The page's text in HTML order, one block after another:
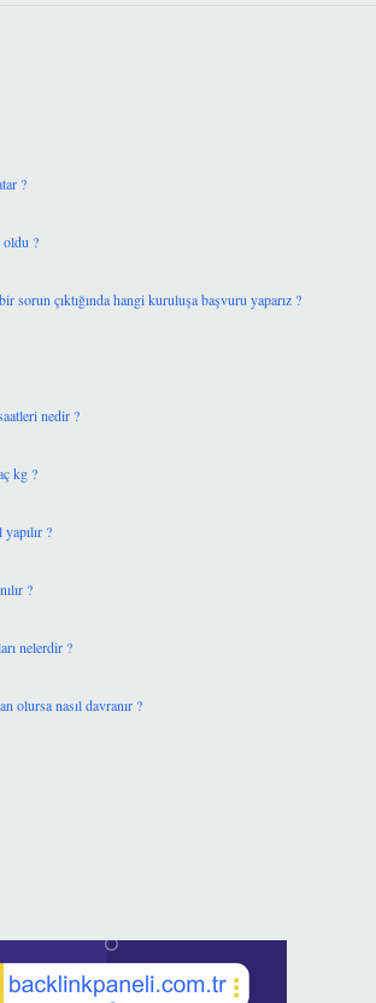
?
oldu ?
sorun çıktığında hangi kuruluşa başvuru yaparız ?
nedir ?
kg ?
?
?
nelerdir ?
olursa nasıl davranır ?